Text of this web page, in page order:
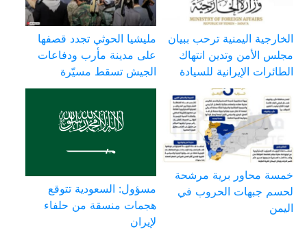
الخارجية اليمنية ترحب ببيان
مجلس الأمن وتدين انتهاك
الطائرات الإيرانية للسيادة
مليشيا الحوثي تجدد قصفها
على مدينة مأرب ودفاعات
الجيش تسقط مسيّرة
خمسة محاور برية مرشحة
لحسم جبهات الحروب في
اليمن
مسؤول: السعودية تتوقع
هجمات منسقة من حلفاء
لإيران